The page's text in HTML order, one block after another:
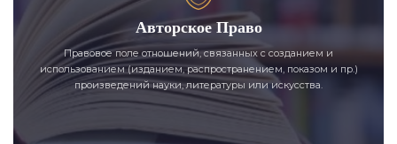
Авторское Право
Правовое поле отношений, связанных с созданием и
использованием (изданием, распространением, показом и пр.)
произведений науки, литературы или искусства.